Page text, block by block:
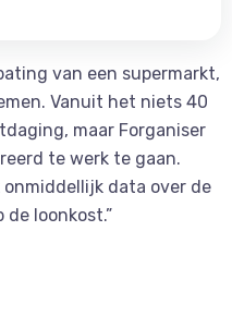
van een supermarkt,
Vanuit het niets 40
maar Forganiser
te werk te gaan.
data over de
loonkost.”